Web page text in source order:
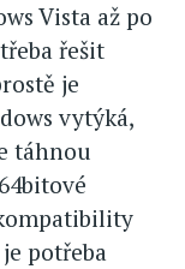
Vista až po
řešit
je
vytýká,
táhnou
potřeba